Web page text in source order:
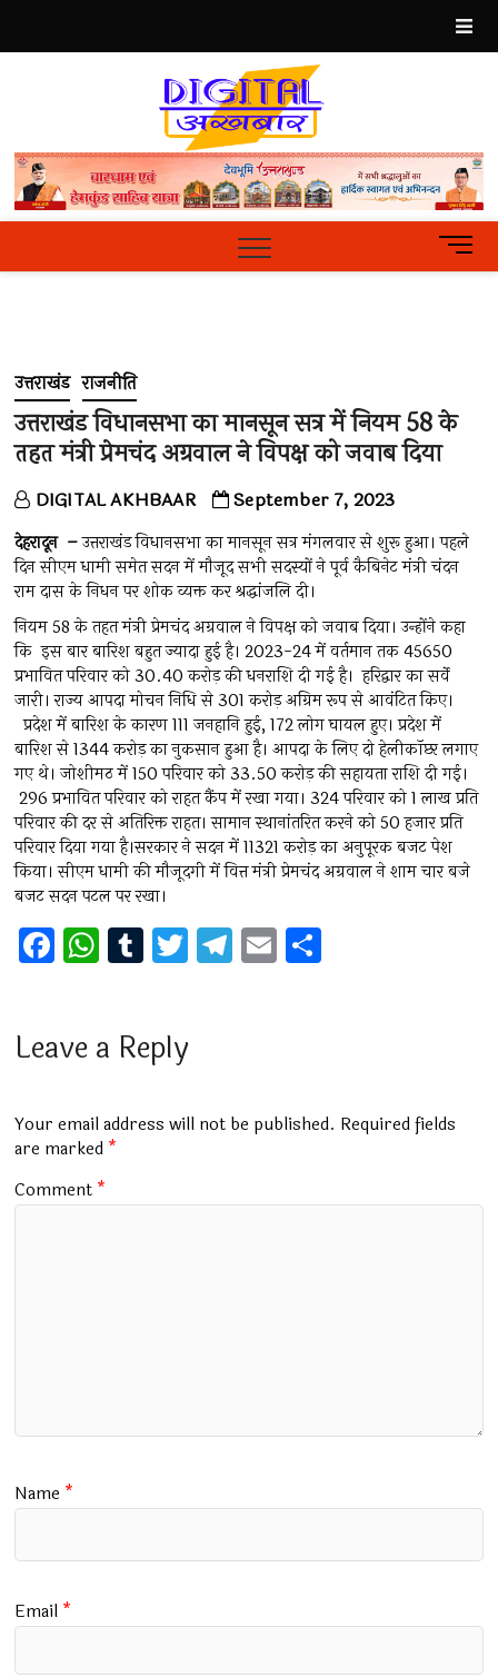
content
Hindi
News
PortalM
e
t
o
उत्तराखंड राजनीति
उत्तराखंड विधानसभा का मानसून सत्र में नियम 58 के
तहत मंत्री प्रेमचंद अग्रवाल ने विपक्ष को जवाब दिया
DIGITAL AKHBAAR September 7, 2023
देहरादून –उत्तराखंड विधानसभा का मानसून सत्र मंगलवार से शुरू हुआ। पहले
दिन सीएम धामी समेत सदन में मौजूद सभी सदस्यों ने पूर्व कैबिनेट मंत्री चंदन
राम दास के निधन पर शोक व्यक्त कर श्रद्धांजलि दी।
नियम 58 के तहत मंत्री प्रेमचंद अग्रवाल ने विपक्ष को जवाब दिया। उन्होंने कहा
कि इस बार बारिश बहुत ज्यादा हुई है। 2023-24 में वर्तमान तक 45650
प्रभावित परिवार को 30.40 करोड़ की धनराशि दी गई है। हरिद्वार का सर्वे
जारी। राज्य आपदा मोचन निधि से 301 करोड़ अग्रिम रूप से आवंटित किए।
प्रदेश में बारिश के कारण 111 जनहानि हुई, 172 लोग घायल हुए। प्रदेश में
बारिश से 1344 करोड़ का नुकसान हुआ है। आपदा के लिए दो हेलीकॉप्टर लगाए
गए थे। जोशीमठ में 150 परिवार को 33.50 करोड़ की सहायता राशि दी गई।
296 प्रभावित परिवार को राहत कैंप में रखा गया। 324 परिवार को 1 लाख प्रति
परिवार की दर से अतिरिक्त राहत। सामान स्थानांतरित करने को 50 हजार प्रति
परिवार दिया गया है।सरकार ने सदन में 11321 करोड़ का अनुपूरक बजट पेश
किया। सीएम धामी की मौजूदगी में वित्त मंत्री प्रेमचंद अग्रवाल ने शाम चार बजे
बजट सदन पटल पर रखा।
F
a
b
o
k
W
h
s
p
p
T
u
bl
T
wi
er
T
el
m
E
m
Leave a Reply
Your email address will not be published. Required fields
are marked *
Comment *
Name *
Email *